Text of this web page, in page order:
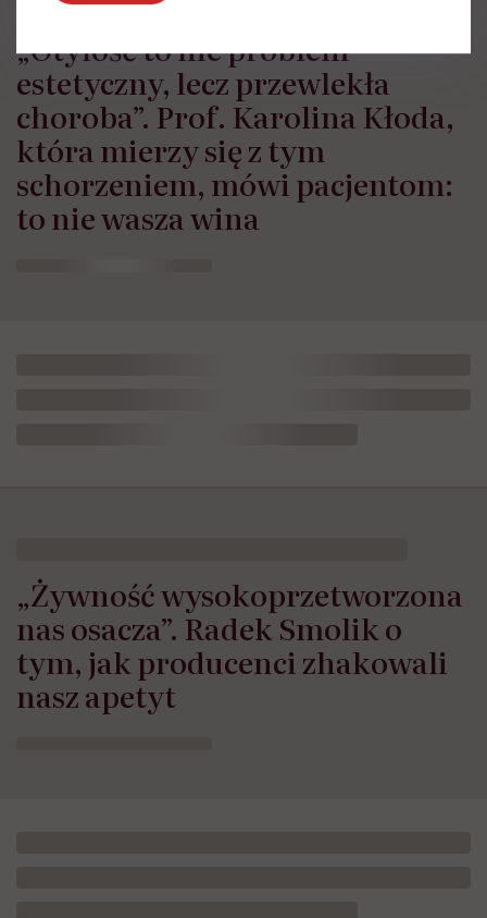
„Otyłość to nie problem
estetyczny, lecz przewlekła
choroba”. Prof. Karolina Kłoda,
która mierzy się z tym
schorzeniem, mówi pacjentom:
to nie wasza wina
„Żywność wysokoprzetworzona
nas osacza”. Radek Smolik o
tym, jak producenci zhakowali
nasz apetyt